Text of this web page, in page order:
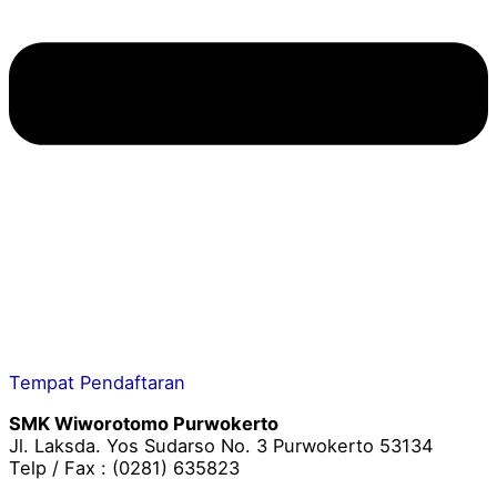
Tempat Pendaftaran
SMK Wiworotomo Purwokerto
Jl. Laksda. Yos Sudarso No. 3 Purwokerto 53134
Telp / Fax : (0281) 635823